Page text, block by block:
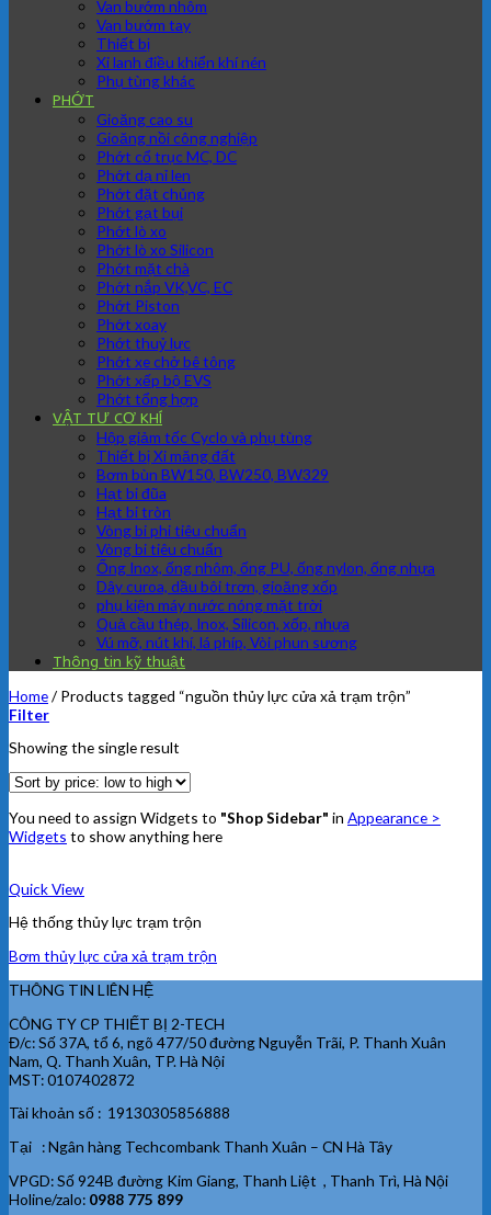
Van bướm nhôm
Van bướm tay
Thiết bị
Xi lanh điều khiển khí nén
Phụ tùng khác
PHỚT
Gioăng cao su
Gioăng nồi công nghiệp
Phớt cổ trục MC, DC
Phớt dạ nỉ len
Phớt đặt chủng
Phớt gạt bụi
Phớt lò xo
Phớt lò xo Silicon
Phớt mặt chà
Phớt nắp VK,VC, EC
Phớt Piston
Phớt xoay
Phớt thuỷ lực
Phớt xe chở bê tông
Phớt xếp bộ EVS
Phớt tổng hợp
VẬT TƯ CƠ KHÍ
Hộp giảm tốc Cyclo và phụ tùng
Thiết bị Xi măng đất
Bơm bùn BW150, BW250, BW329
Hạt bi đũa
Hạt bi tròn
Vòng bi phi tiêu chuẩn
Vòng bi tiêu chuẩn
Ống Inox, ống nhôm, ống PU, ống nylon, ống nhựa
Dây curoa, dầu bôi trơn, gioăng xốp
phụ kiện máy nước nóng mặt trời
Quả cầu thép, Inox, Silicon, xốp, nhựa
Vú mỡ, nút khí, lá phíp, Vòi phun sương
Thông tin kỹ thuật
Home/ Products tagged “nguồn thủy lực cửa xả trạm trộn”
Filter
Showing the single result
You need to assign Widgets to "Shop Sidebar" in Appearance >
Widgets to show anything here
Quick View
Hệ thống thủy lực trạm trộn
Bơm thủy lực cửa xả trạm trộn
THÔNG TIN LIÊN HỆ
CÔNG TY CP THIẾT BỊ 2-TECH
Đ/c: Số 37A, tổ 6, ngõ 477/50 đường Nguyễn Trãi, P. Thanh Xuân
Nam, Q. Thanh Xuân, TP. Hà Nội
MST: 0107402872
Tài khoản số : 19130305856888
Tại : Ngân hàng Techcombank Thanh Xuân – CN Hà Tây
VPGD: Số 924B đường Kim Giang, Thanh Liệt , Thanh Trì, Hà Nội
Holine/zalo: 0988 775 899